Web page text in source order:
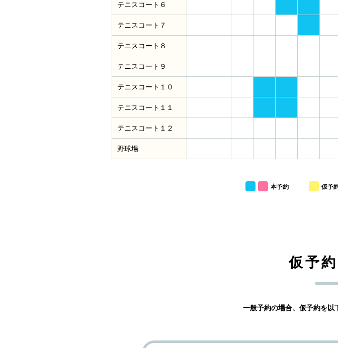
テニスコート６
テニスコート７
テニスコート８
テニスコート９
テニスコート１０
テニスコート１１
テニスコート１２
野球場
本予約 仮予
仮予
一般予約の場合、仮予約を以